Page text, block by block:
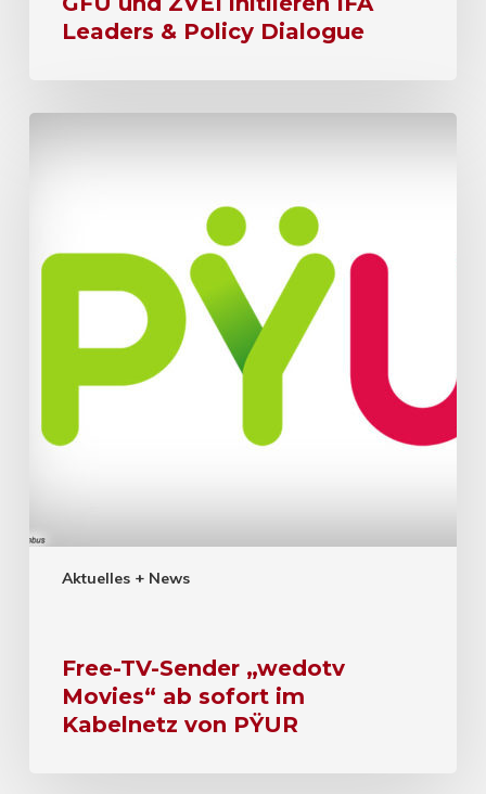
Leaders & Policy Dialogue
Aktuelles + News
Free-TV-Sender „wedotv
Movies“ ab sofort im
Kabelnetz von PŸUR